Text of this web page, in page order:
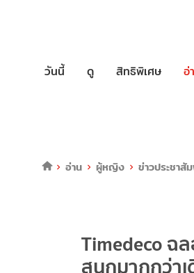
วันนี้ ดู สิทธิพิเศษ อ่
อ่าน ผู้หญิง ข่าวประชาสั
Timedeco ฉ